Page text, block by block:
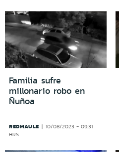
Familia sufre
millonario robo en
Ñuñoa
REDMAULE
10/08/2023 - 09:31
HRS